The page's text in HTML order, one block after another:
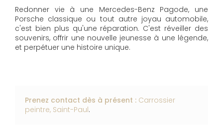
Redonner vie à une Mercedes-Benz Pagode, une
Porsche classique ou tout autre joyau automobile,
c'est bien plus qu'une réparation. C'est réveiller des
souvenirs, offrir une nouvelle jeunesse à une légende,
et perpétuer une histoire unique.
Prenez contact dès à présent : Carrossier
peintre, Saint-Paul.